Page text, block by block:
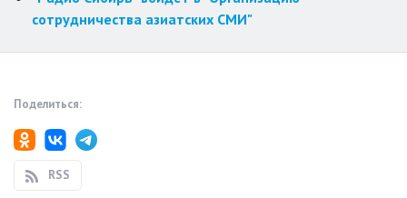
сотрудничества азиатских СМИ"
Поделиться:
RSS